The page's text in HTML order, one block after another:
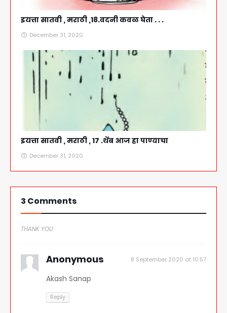
इयत्ता सातवी , मराठी ,18.वदनी कवळ घेता . . .
December 31, 2020
इयत्ता सातवी , मराठी , 17 .थेंब आज हा पाण्याचा
December 31, 2020
3 Comments
THANK YOU
Anonymous 8 September 2020 at 10:57
Akash Sanap
Reply